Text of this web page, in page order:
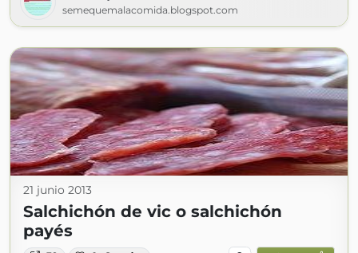
semequemalacomida.blogspot.com
21 junio 2013
Salchichón de vic o salchichón
payés